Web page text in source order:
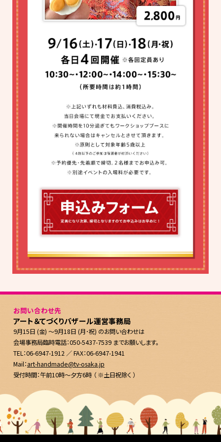
お問い合わせ先
アート＆てづくりバザール運営事務局
9月15日 (金) ～9月18日 (月･祝) のお問い合わせは
会場事務局臨時電話：050-5437-7539 までお願いします。
TEL：06-6947-1912 ／ FAX：06-6947-1941
Mail：art-handmade@tv-osaka.jp
受付時間：午前10時～夕方6時 （ ※土日祝除く ）